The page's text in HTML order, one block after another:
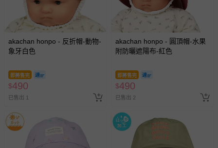
akachan honpo - 反折帽-動物-
象牙白色
即將售完
$490
已售出 1
akachan honpo - 圓頂帽-水果
附防曬遮陽布-紅色
即將售完
$490
已售出 2